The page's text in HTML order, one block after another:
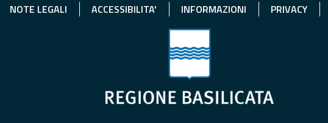
NOTE LEGALI ACCESSIBILITA' INFORMAZIONI PRIVACY